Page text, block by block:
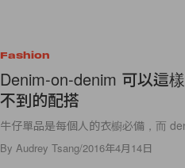
Fashion
Denim-on-denim 可以這
不到的配搭
牛仔單品是每個人的衣櫥必備，而
By Audrey Tsang/2016年4月14日